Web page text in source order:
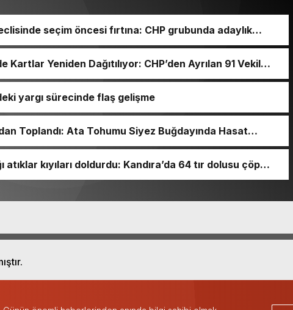
seçim öncesi fırtına: CHP grubunda adaylık
Yeniden Dağıtılıyor: CHP’den Ayrılan 91 Vekil
yargı sürecinde flaş gelişme
Toplandı: Ata Tohumu Siyez Buğdayında Hasat
atıklar kıyıları doldurdu: Kandıra’da 64 tır dolusu çöp